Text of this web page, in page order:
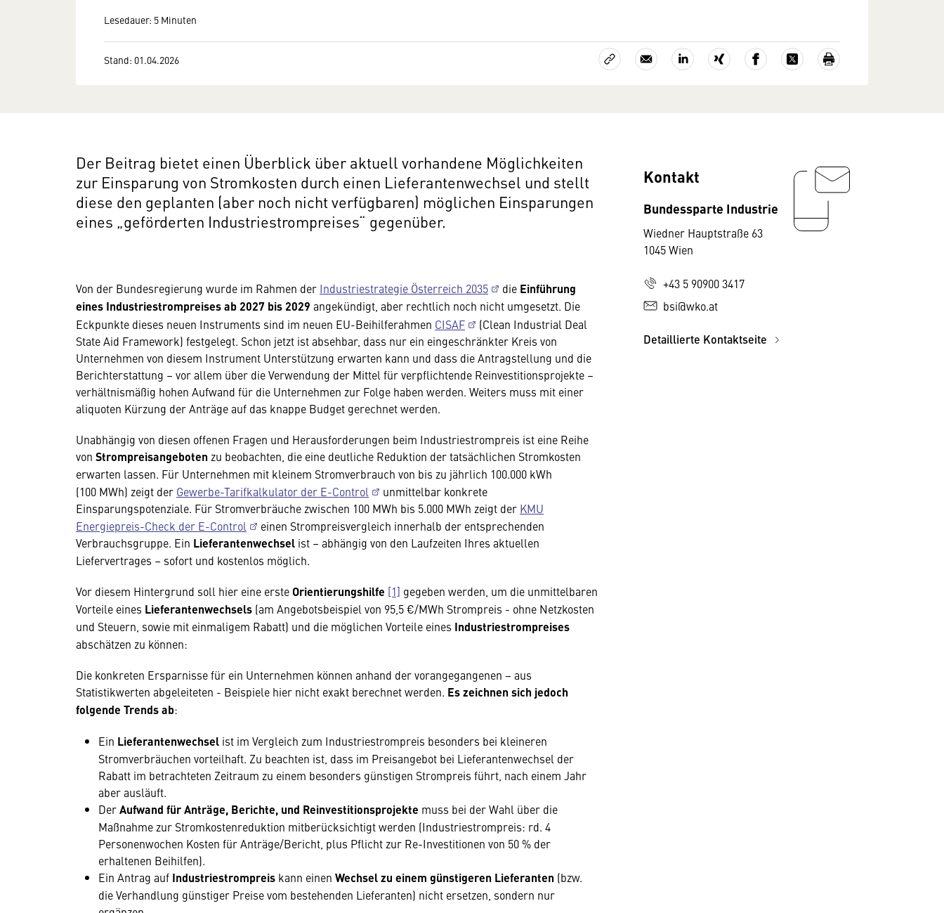
Lesedauer: 5 Minuten
Stand: 01.04.2026
Der Beitrag bietet einen Überblick über aktuell vorhandene Möglichkeiten
zur Einsparung von Stromkosten durch einen Lieferantenwechsel und stellt
diese den geplanten (aber noch nicht verfügbaren) möglichen Einsparungen
eines „geförderten Industriestrompreises“ gegenüber.
Von der Bundesregierung wurde im Rahmen der Industriestrategie Österreich 2035 die Einführung
eines Industriestrompreises ab 2027 bis 2029 angekündigt, aber rechtlich noch nicht umgesetzt. Die
Eckpunkte dieses neuen Instruments sind im neuen EU-Beihilferahmen CISAF
(Clean Industrial Deal
State Aid Framework) festgelegt. Schon jetzt ist absehbar, dass nur ein eingeschränkter Kreis von
Unternehmen von diesem Instrument Unterstützung erwarten kann und dass die Antragstellung und die
Berichterstattung – vor allem über die Verwendung der Mittel für verpflichtende Reinvestitionsprojekte –
verhältnismäßig hohen Aufwand für die Unternehmen zur Folge haben werden. Weiters muss mit einer
aliquoten Kürzung der Anträge auf das knappe Budget gerechnet werden.
Unabhängig von diesen offenen Fragen und Herausforderungen beim Industriestrompreis ist eine Reihe
von Strompreisangeboten zu beobachten, die eine deutliche Reduktion der tatsächlichen Stromkosten
erwarten lassen. Für Unternehmen mit kleinem Stromverbrauch von bis zu jährlich 100.000 kWh
(100 MWh) zeigt der Gewerbe-Tarifkalkulator der E-Control
unmittelbar konkrete
Einsparungspotenziale. Für Stromverbräuche zwischen 100 MWh bis 5.000 MWh zeigt der KMU
Energiepreis-Check der E-Control
einen Strompreisvergleich innerhalb der entsprechenden
Verbrauchsgruppe. Ein Lieferantenwechsel ist – abhängig von den Laufzeiten Ihres aktuellen
Liefervertrages – sofort und kostenlos möglich.
Vor diesem Hintergrund soll hier eine erste Orientierungshilfe [1] gegeben werden, um die unmittelbaren
Vorteile eines Lieferantenwechsels (am Angebotsbeispiel von 95,5 €/MWh Strompreis - ohne Netzkosten
und Steuern, sowie mit einmaligem Rabatt) und die möglichen Vorteile eines Industriestrompreises
abschätzen zu können:
Die konkreten Ersparnisse für ein Unternehmen können anhand der vorangegangenen – aus
Statistikwerten abgeleiteten - Beispiele hier nicht exakt berechnet werden. Es zeichnen sich jedoch
folgende Trends ab:
Ein Lieferantenwechsel ist im Vergleich zum Industriestrompreis besonders bei kleineren
Stromverbräuchen vorteilhaft. Zu beachten ist, dass im Preisangebot bei Lieferantenwechsel der
Rabatt im betrachteten Zeitraum zu einem besonders günstigen Strompreis führt, nach einem Jahr
aber ausläuft.
DerAufwand für Anträge, Berichte, und Reinvestitionsprojekte muss bei der Wahl über die
Maßnahme zur Stromkostenreduktion mitberücksichtigt werden (Industriestrompreis: rd. 4
Personenwochen Kosten für Anträge/Bericht, plus Pflicht zur Re-Investitionen von 50 % der
erhaltenen Beihilfen).
Ein Antrag auf Industriestrompreis kann einen Wechsel zu einem günstigeren Lieferanten (bzw.
die Verhandlung günstiger Preise vom bestehenden Lieferanten) nicht ersetzen, sondern nur
Kontakt
Bundessparte Industrie
Wiedner Hauptstraße 63
1045 Wien
+43 5 90900 3417
bsi@wko.at
Detaillierte Kontaktseite